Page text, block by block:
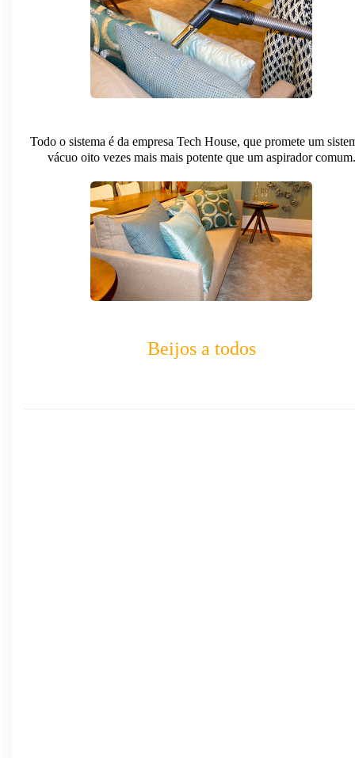
Todo o sistema é da empresa Tech House, que promete um
vácuo oito vezes mais mais potente que um aspirador comum.
Beijos a todos